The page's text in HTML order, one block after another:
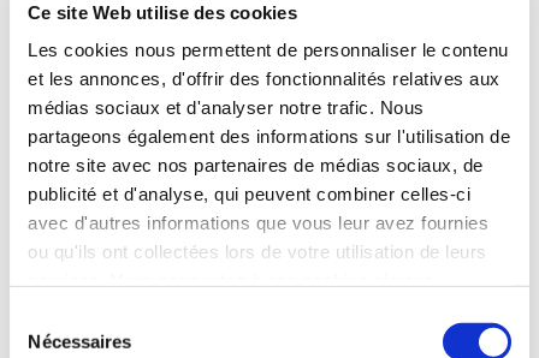
Ce site Web utilise des cookies
Les cookies nous permettent de personnaliser le contenu
et les annonces, d'offrir des fonctionnalités relatives aux
médias sociaux et d'analyser notre trafic. Nous
partageons également des informations sur l'utilisation de
notre site avec nos partenaires de médias sociaux, de
publicité et d'analyse, qui peuvent combiner celles-ci
avec d'autres informations que vous leur avez fournies
ou qu'ils ont collectées lors de votre utilisation de leurs
Nécessaires
2023 : CA 1290 K€ - EBITDA retraité 280 K€ //
2024 : CA 1360 k€ - EBITDA retraité 320 K€ //
2025 : CA 1370 K€ - EBITDA retraité 300 K€ (21%)
Effectif :
Equipe autonome.
Votre interlocuteur :